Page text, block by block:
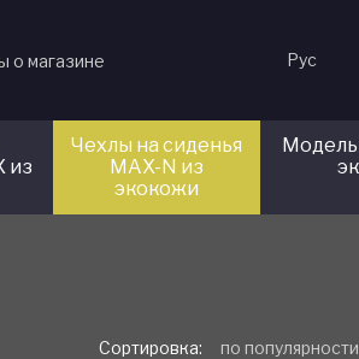
о магазине Рус
из
Чехлы на сиденья
MAX-N из
экокожи
Сортировка: по популярности